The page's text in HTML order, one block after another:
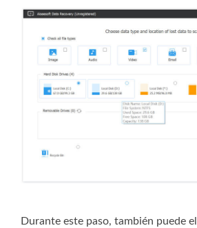
Durante este paso, también puede